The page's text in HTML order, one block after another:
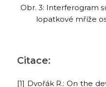
Obr. 3: Interferogram
lopatkové mříže
Citace:
[1] Dvořák R.: On the